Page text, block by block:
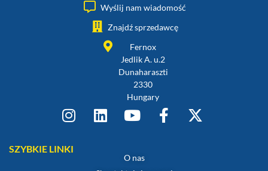
Wyślij nam wiadomość
Znajdź sprzedawcę
Fernox
Jedlik A. u.2
Dunaharaszti
2330
Hungary
SZYBKIE LINKI
O nas